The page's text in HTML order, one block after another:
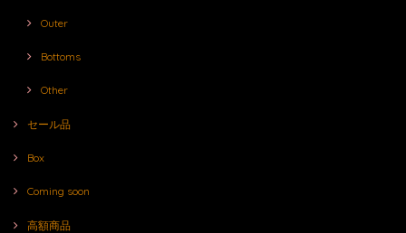
Outer
Bottoms
Other
セール品
Box
Coming soon
高額商品